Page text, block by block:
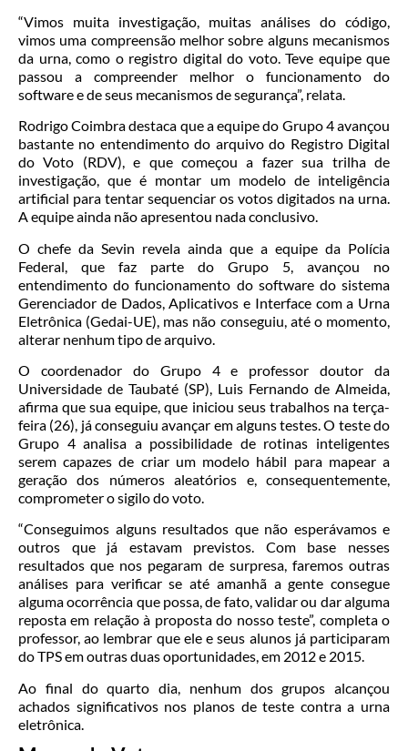
“Vimos muita investigação, muitas análises do código,
vimos uma compreensão melhor sobre alguns mecanismos
da urna, como o registro digital do voto. Teve equipe que
passou a compreender melhor o funcionamento do
software e de seus mecanismos de segurança”, relata.
Rodrigo Coimbra destaca que a equipe do Grupo 4 avançou
bastante no entendimento do arquivo do Registro Digital
do Voto (RDV), e que começou a fazer sua trilha de
investigação, que é montar um modelo de inteligência
artificial para tentar sequenciar os votos digitados na urna.
A equipe ainda não apresentou nada conclusivo.
O chefe da Sevin revela ainda que a equipe da Polícia
Federal, que faz parte do Grupo 5, avançou no
entendimento do funcionamento do software do sistema
Gerenciador de Dados, Aplicativos e Interface com a Urna
Eletrônica (Gedai-UE), mas não conseguiu, até o momento,
alterar nenhum tipo de arquivo.
O coordenador do Grupo 4 e professor doutor da
Universidade de Taubaté (SP), Luis Fernando de Almeida,
afirma que sua equipe, que iniciou seus trabalhos na terça-
feira (26), já conseguiu avançar em alguns testes. O teste do
Grupo 4 analisa a possibilidade de rotinas inteligentes
serem capazes de criar um modelo hábil para mapear a
geração dos números aleatórios e, consequentemente,
comprometer o sigilo do voto.
“Conseguimos alguns resultados que não esperávamos e
outros que já estavam previstos. Com base nesses
resultados que nos pegaram de surpresa, faremos outras
análises para verificar se até amanhã a gente consegue
alguma ocorrência que possa, de fato, validar ou dar alguma
reposta em relação à proposta do nosso teste”, completa o
professor, ao lembrar que ele e seus alunos já participaram
do TPS em outras duas oportunidades, em 2012 e 2015.
Ao final do quarto dia, nenhum dos grupos alcançou
achados significativos nos planos de teste contra a urna
eletrônica.